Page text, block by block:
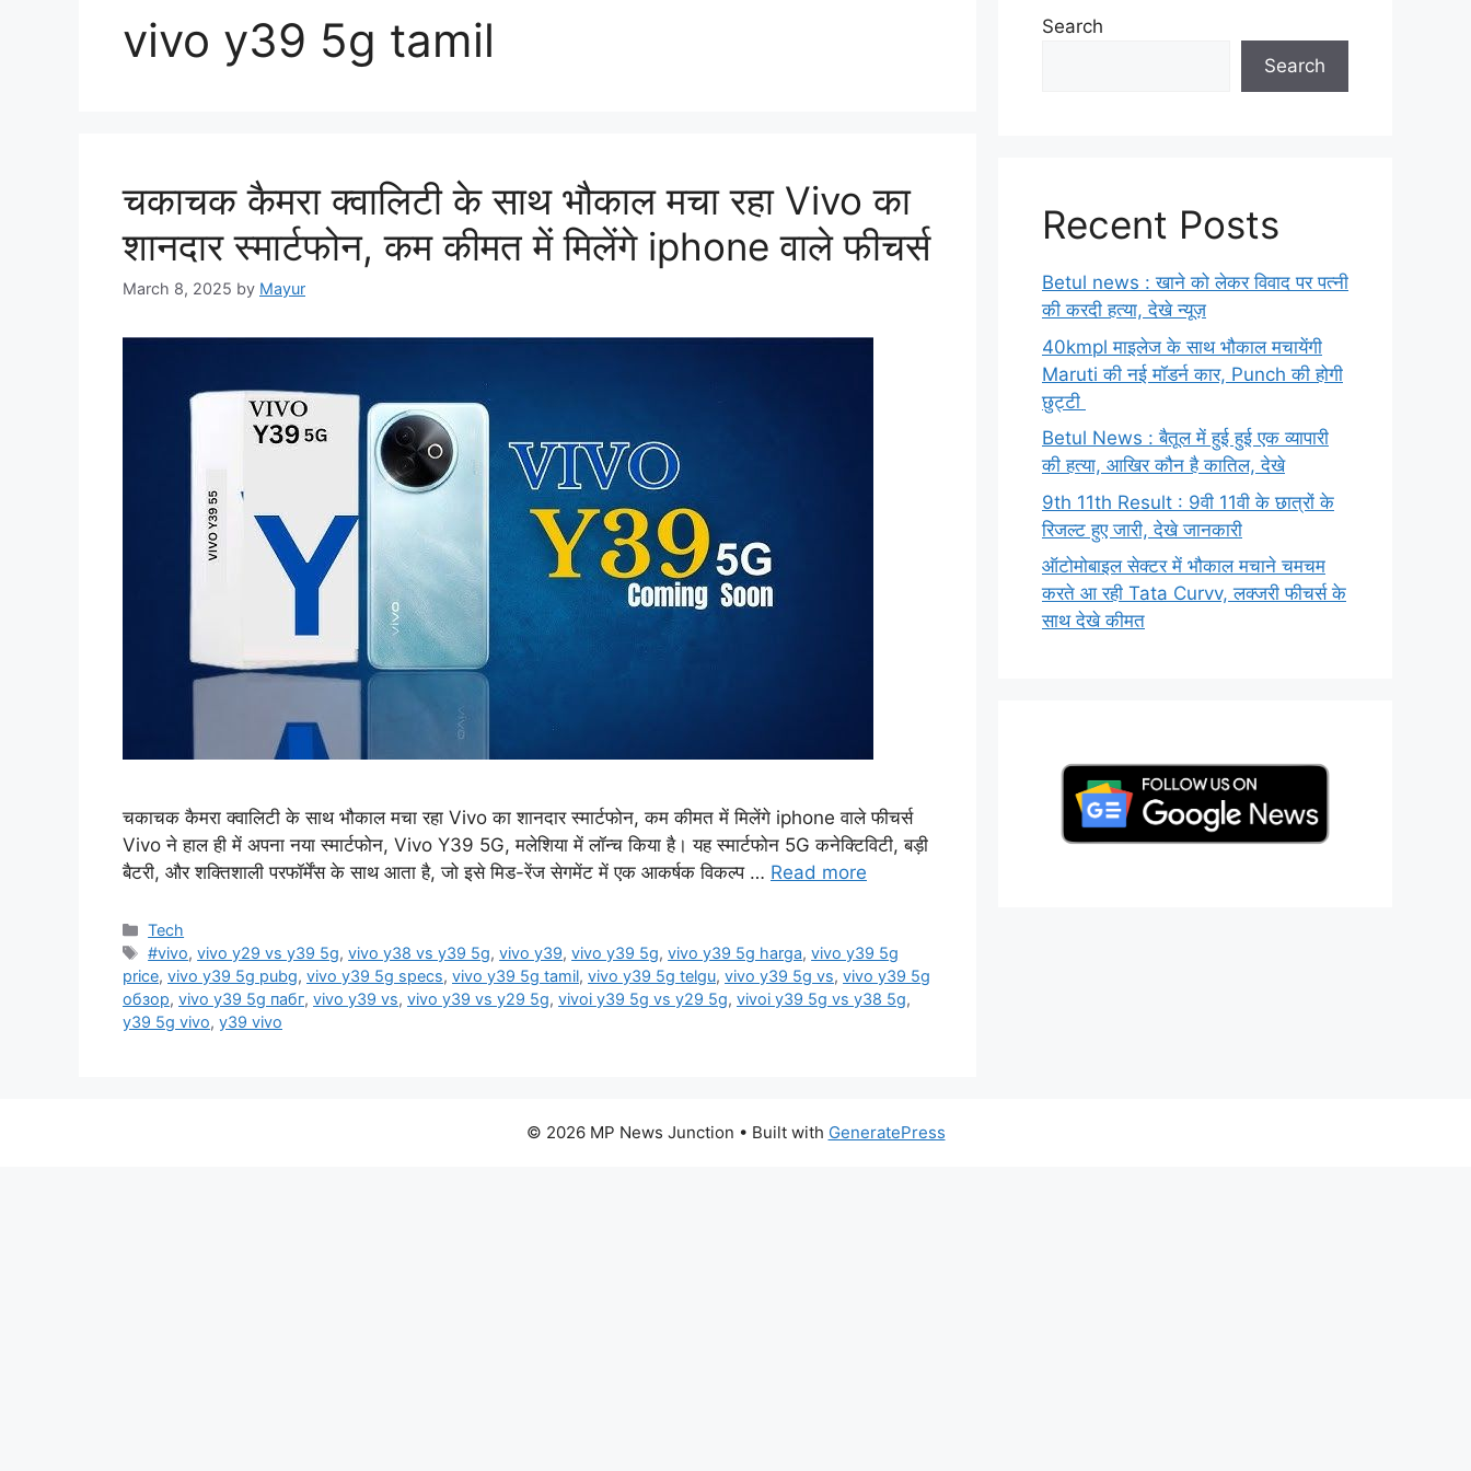
vivo y39 5g tamil
चकाचक कैमरा क्वालिटी के साथ भौकाल मचा रहा Vivo का
शानदार स्मार्टफोन, कम कीमत में मिलेंगे iphone वाले फीचर्स
March 8, 2025 by Mayur
चकाचक कैमरा क्वालिटी के साथ भौकाल मचा रहा Vivo का शानदार स्मार्टफोन, कम कीमत में मिलेंगे iphone वाले फीचर्स
Vivo ने हाल ही में अपना नया स्मार्टफोन, Vivo Y39 5G, मलेशिया में लॉन्च किया है। यह स्मार्टफोन 5G कनेक्टिविटी, बड़ी
बैटरी, और शक्तिशाली परफॉर्मेंस के साथ आता है, जो इसे मिड-रेंज सेगमेंट में एक आकर्षक विकल्प … Read more
Categories
Tech
Tags
#vivo,vivo y29 vs y39 5g,vivo y38 vs y39 5g,vivo y39,vivo y39 5g,vivo y39 5g harga,vivo y39 5g
price, vivo y39 5g pubg, vivo y39 5g specs, vivo y39 5g tamil, vivo y39 5g telgu, vivo y39 5g vs, vivo y39 5g
обзор, vivo y39 5g пабг, vivo y39 vs, vivo y39 vs y29 5g, vivoi y39 5g vs y29 5g, vivoi y39 5g vs y38 5g,
y39 5g vivo, y39 vivo
Search
Search
Recent Posts
Betul news : खाने को लेकर विवाद पर पत्नी
की करदी हत्या, देखे न्यूज़
40kmpl माइलेज के साथ भौकाल मचायेंगी
Maruti की नई मॉडर्न कार, Punch की होगी
छुट्टी
Betul News : बैतूल में हुई हुई एक व्यापारी
की हत्या, आखिर कौन है कातिल, देखे
9th 11th Result : 9वी 11वी के छात्रों के
रिजल्ट हुए जारी, देखे जानकारी
ऑटोमोबाइल सेक्टर में भौकाल मचाने चमचम
करते आ रही Tata Curvv, लक्जरी फीचर्स के
साथ देखे कीमत
© 2026 MP News Junction • Built with GeneratePress